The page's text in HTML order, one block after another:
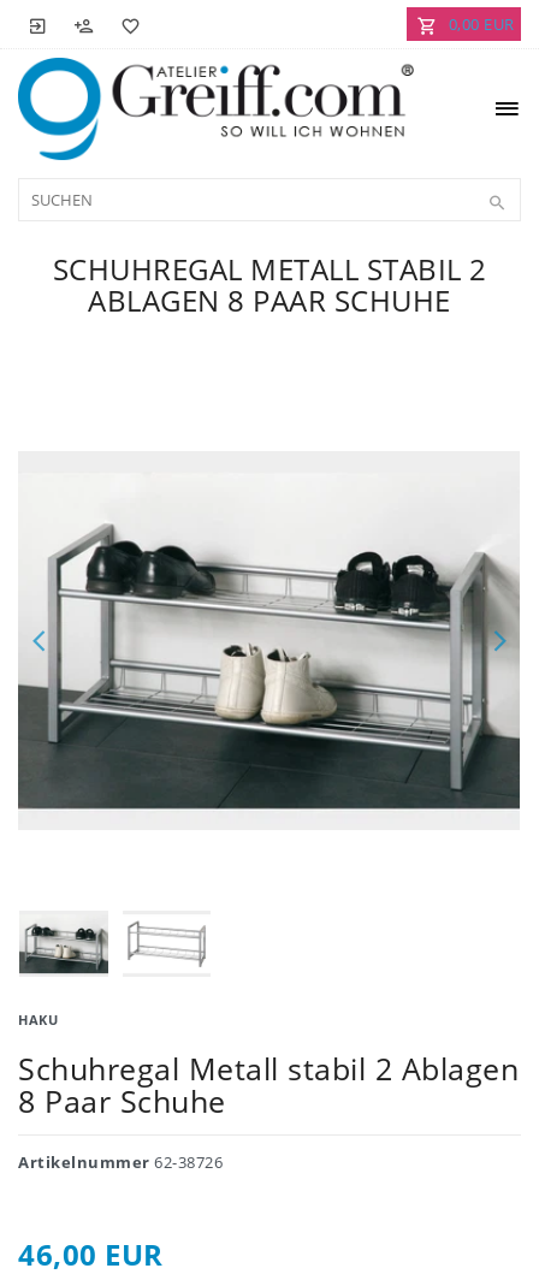
0,00 EUR
SCHUHREGAL METALL STABIL 2
ABLAGEN 8 PAAR SCHUHE
HAKU
Schuhregal Metall stabil 2 Ablagen
8 Paar Schuhe
Artikelnummer 62-38726
46,00 EUR